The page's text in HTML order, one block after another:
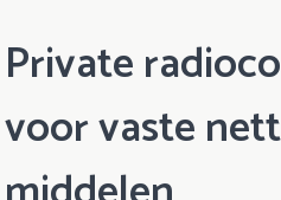
Private
voor vaste